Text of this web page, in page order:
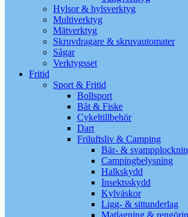
Hylsor & hylsverktyg
Multiverktyg
Mätverktyg
Skruvdragare & skruvautomater
Sågar
Verktygsset
Fritid
Sport & Fritid
Bollsport
Båt & Fiske
Cykeltillbehör
Dart
Friluftsliv & Camping
Bär- &
Campingbelysning
Halkskydd
Insektsskydd
Kylväskor
Ligg- & sittunderlag
Matlagning &